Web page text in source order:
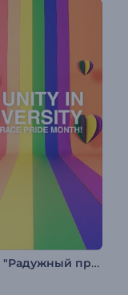
Интро "Радужный прайд"